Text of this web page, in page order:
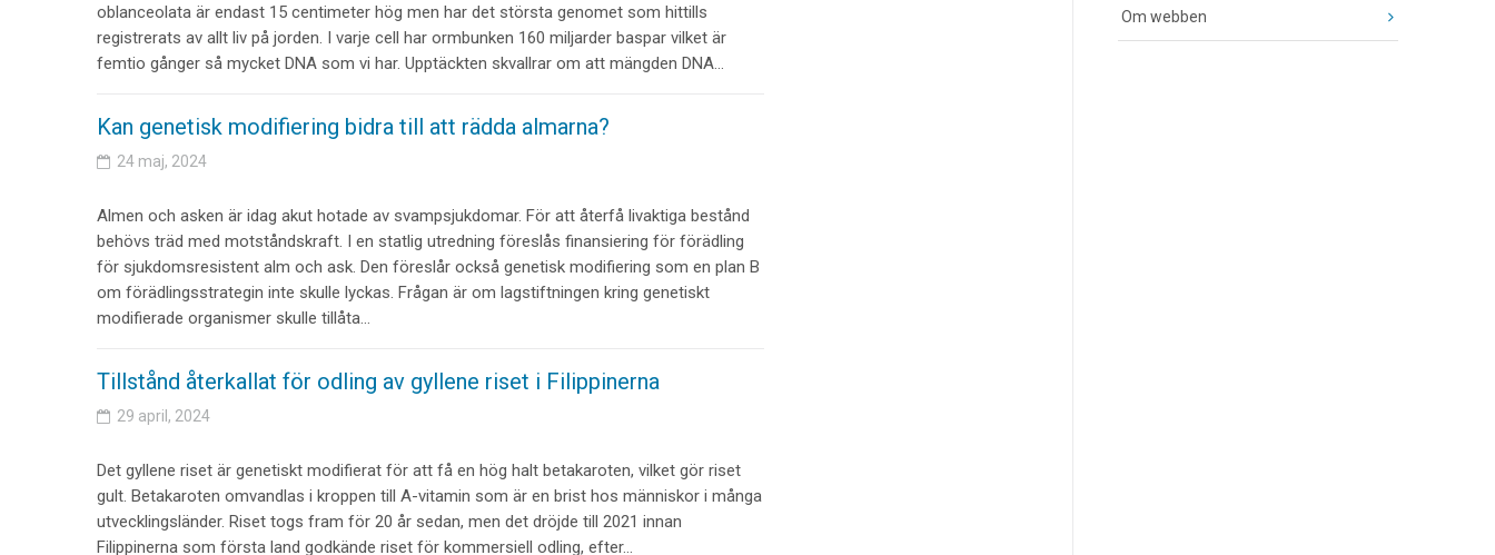
oblanceolata är endast 15 centimeter hög men har det största genomet som hittills
registrerats av allt liv på jorden. I varje cell har ormbunken 160 miljarder baspar vilket är
femtio gånger så mycket DNA som vi har. Upptäckten skvallrar om att mängden DNA…
Kan genetisk modifiering bidra till att rädda almarna?
24 maj, 2024
Almen och asken är idag akut hotade av svampsjukdomar. För att återfå livaktiga bestånd
behövs träd med motståndskraft. I en statlig utredning föreslås finansiering för förädling
för sjukdomsresistent alm och ask. Den föreslår också genetisk modifiering som en plan B
om förädlingsstrategin inte skulle lyckas. Frågan är om lagstiftningen kring genetiskt
modifierade organismer skulle tillåta…
Tillstånd återkallat för odling av gyllene riset i Filippinerna
29 april, 2024
Det gyllene riset är genetiskt modifierat för att få en hög halt betakaroten, vilket gör riset
gult. Betakaroten omvandlas i kroppen till A-vitamin som är en brist hos människor i många
utvecklingsländer. Riset togs fram för 20 år sedan, men det dröjde till 2021 innan
Filippinerna som första land godkände riset för kommersiell odling, efter…
Om webben